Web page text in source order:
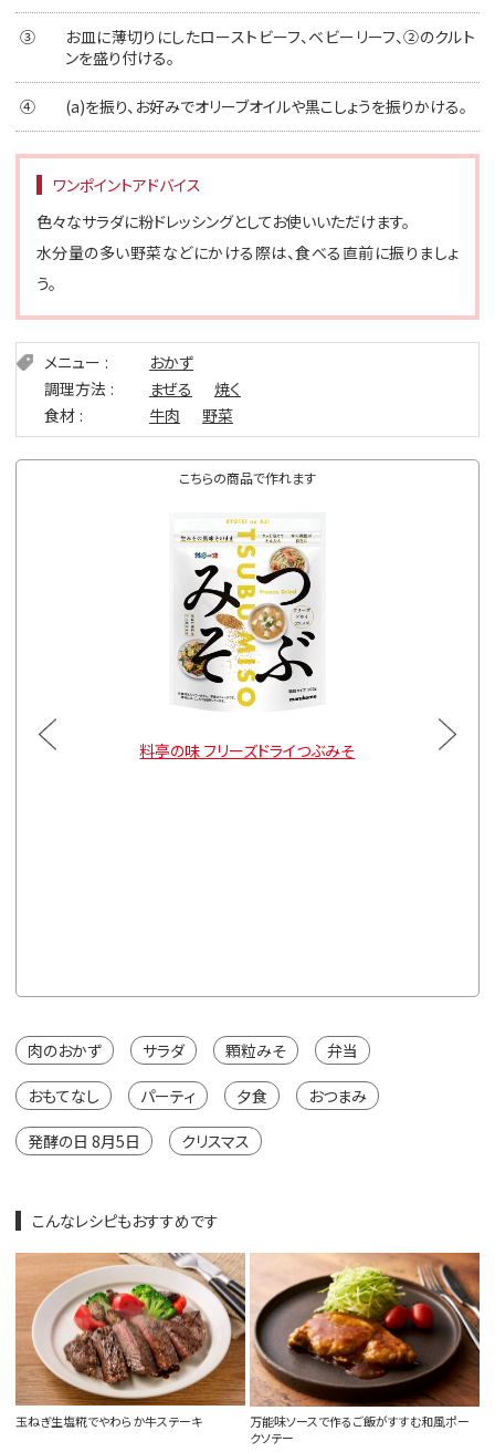
③
お皿に薄切りにしたローストビーフ、ベビーリーフ、②のクルト
ンを盛り付ける。
④ (a)を振り、お好みでオリーブオイルや黒こしょうを振りかける。
ワンポイントアドバイス
色々なサラダに粉ドレッシングとしてお使いいただけます。
水分量の多い野菜などにかける際は、食べる直前に振りましょ
う。
メニュー
おかず
調理方法
まぜる
焼く
食材
牛肉 野菜
こちらの商品で作れます
料亭の味 フリーズドライつぶみそ
肉のおかず サラダ 顆粒みそ 弁当
おもてなし パーティ 夕食 おつまみ
発酵の日 8月5日 クリスマス
こんなレシピもおすすめです
玉ねぎ生塩糀でやわらか牛ステーキ
万能味ソースで作るご飯がすすむ和風ポー
クソテー